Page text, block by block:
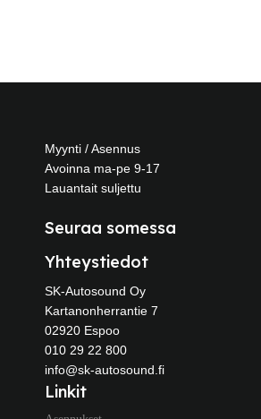
Myynti / Asennus
Avoinna ma-pe 9-17
Lauantait suljettu
Seuraa somessa
Yhteystiedot
SK-Autosound Oy
Kartanonherrantie 7
02920 Espoo
010 29 22 800
info@sk-autosound.fi
Linkit